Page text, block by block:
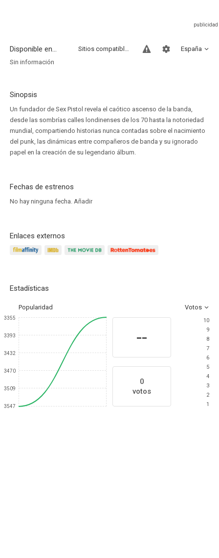
Disponible en... España
Sitios compatibles
Sin información
Sinopsis
Un fundador de Sex Pistol revela el caótico ascenso de la banda,
desde las sombrías calles londinenses de los 70 hasta la notoriedad
mundial, compartiendo historias nunca contadas sobre el nacimiento
del punk, las dinámicas entre compañeros de banda y su ignorado
papel en la creación de su legendario álbum.
Fechas de estrenos
No hay ninguna fecha. Añadir
Enlaces externos
Estadísticas
Popularidad Votos
3355
3393
3432
3470
3509
3547
--
0
votos
10
9
8
7
6
5
4
3
2
1